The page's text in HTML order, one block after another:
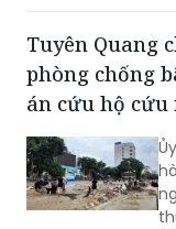
Tuyên Quang
phòng chống
án cứu hộ cứu